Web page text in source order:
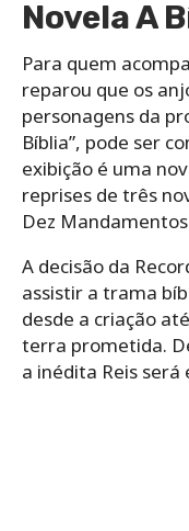
Novela A
Para quem
reparou que os
personagens da
Bíblia”, pode ser
exibição é uma
reprises de três
Dez
A decisão da
assistir a trama
desde a criação
terra prometida.
a inédita Reis será